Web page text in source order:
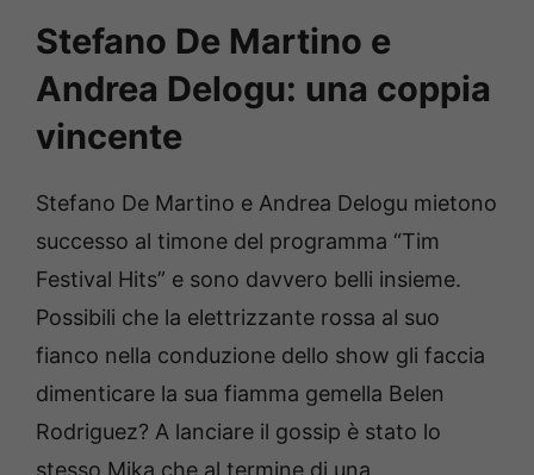
Stefano De Martino e
Andrea Delogu: una coppia
vincente
Stefano De Martino e Andrea Delogu mietono
successo al timone del programma “Tim
Festival Hits” e sono davvero belli insieme.
Possibili che la elettrizzante rossa al suo
fianco nella conduzione dello show gli faccia
dimenticare la sua fiamma gemella Belen
Rodriguez? A lanciare il gossip è stato lo
stesso Mika che al termine di una